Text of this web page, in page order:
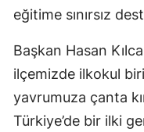
eğitime sınırsız
Başkan Hasan
ilçemizde ilkokul
yavrumuza çanta
Türkiye’de bir ilki